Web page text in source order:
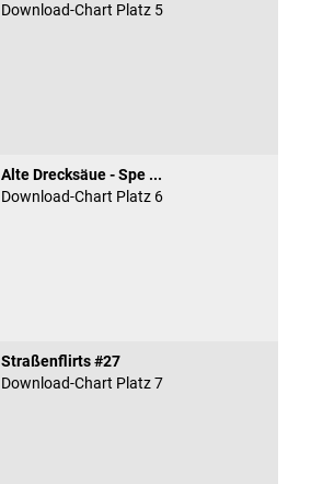
Download-Chart Platz 5
Alte Drecksäue - Spe ...
Download-Chart Platz 6
Straßenflirts #27
Download-Chart Platz 7